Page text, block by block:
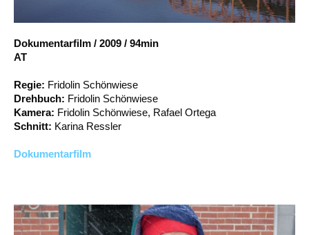
Account
Dokumentarfilm / 2009 / 94min
AT
Regie: Fridolin Schönwiese
Drehbuch: Fridolin Schönwiese
Kamera: Fridolin Schönwiese, Rafael Ortega
Schnitt: Karina Ressler
Dokumentarfilm